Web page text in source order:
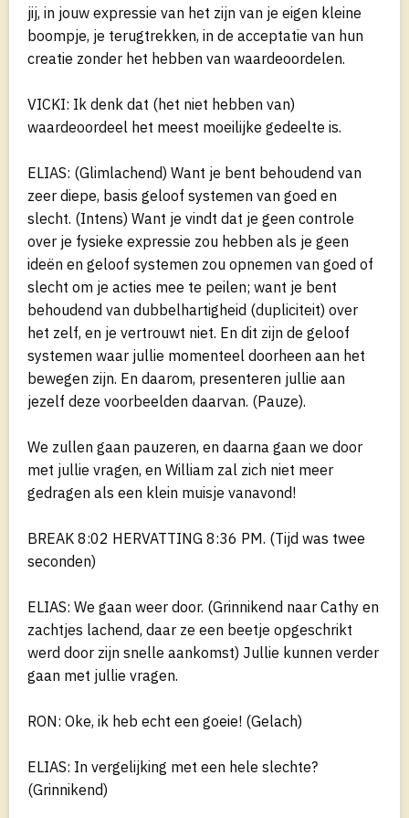
jij, in jouw expressie van het zijn van je eigen kleine
boompje, je terugtrekken, in de acceptatie van hun
creatie zonder het hebben van waardeoordelen.
VICKI: Ik denk dat (het niet hebben van)
waardeoordeel het meest moeilijke gedeelte is.
ELIAS: (Glimlachend) Want je bent behoudend van
zeer diepe, basis geloof systemen van goed en
slecht. (Intens) Want je vindt dat je geen controle
over je fysieke expressie zou hebben als je geen
ideën en geloof systemen zou opnemen van goed of
slecht om je acties mee te peilen; want je bent
behoudend van dubbelhartigheid (dupliciteit) over
het zelf, en je vertrouwt niet. En dit zijn de geloof
systemen waar jullie momenteel doorheen aan het
bewegen zijn. En daarom, presenteren jullie aan
jezelf deze voorbeelden daarvan. (Pauze).
We zullen gaan pauzeren, en daarna gaan we door
met jullie vragen, en William zal zich niet meer
gedragen als een klein muisje vanavond!
BREAK 8:02 HERVATTING 8:36 PM. (Tijd was twee
seconden)
ELIAS: We gaan weer door. (Grinnikend naar Cathy en
zachtjes lachend, daar ze een beetje opgeschrikt
werd door zijn snelle aankomst) Jullie kunnen verder
gaan met jullie vragen.
RON: Oke, ik heb echt een goeie! (Gelach)
ELIAS: In vergelijking met een hele slechte?
(Grinnikend)